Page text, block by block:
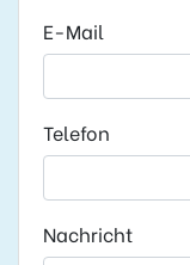
E-Mail
Telefon
Nachricht